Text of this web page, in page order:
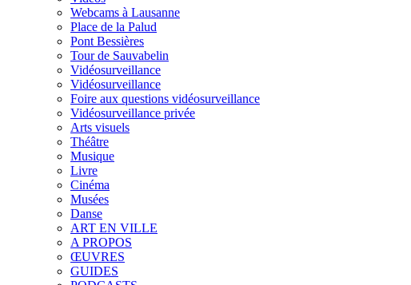
Webcams à Lausanne
Place de la Palud
Pont Bessières
Tour de Sauvabelin
Vidéosurveillance
Vidéosurveillance
Foire aux questions vidéosurveillance
Vidéosurveillance privée
Arts visuels
Théâtre
Musique
Livre
Cinéma
Musées
Danse
ART EN VILLE
A PROPOS
ŒUVRES
GUIDES